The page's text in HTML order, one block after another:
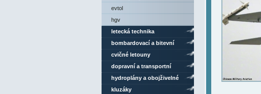
evtol
hgv
letecká technika
bombardovací a bitevní
letouny
cvičné letouny
dopravní a transportní
letouny
hydroplány a obojživelné
letouny
kluzáky